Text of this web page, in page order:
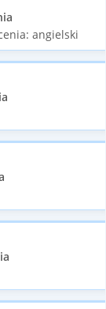
angielski